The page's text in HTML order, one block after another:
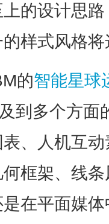
的设计思
样式风格
的智能星球
到多个方面
、人机互
框架、线
在平面媒